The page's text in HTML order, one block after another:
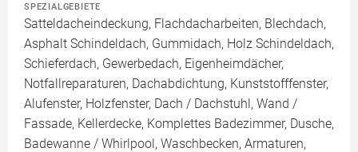
SPEZIALGEBIETE
Satteldacheindeckung, Flachdacharbeiten, Blechdach,
Asphalt Schindeldach, Gummidach, Holz Schindeldach,
Schieferdach, Gewerbedach, Eigenheimdächer,
Notfallreparaturen, Dachabdichtung, Kunststofffenster,
Alufenster, Holzfenster, Dach / Dachstuhl, Wand /
Fassade, Kellerdecke, Komplettes Badezimmer, Dusche,
Badewanne / Whirlpool, Waschbecken, Armaturen,